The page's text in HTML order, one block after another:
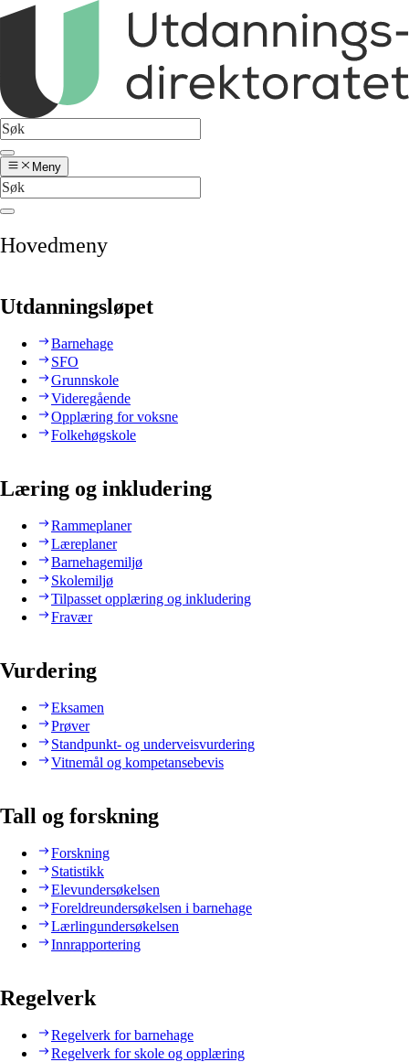
Meny
Hovedmeny
Utdanningsløpet
Barnehage
SFO
Grunnskole
Videregående
Opplæring for voksne
Folkehøgskole
Læring og inkludering
Rammeplaner
Læreplaner
Barnehagemiljø
Skolemiljø
Tilpasset opplæring og inkludering
Fravær
Vurdering
Eksamen
Prøver
Standpunkt- og underveisvurdering
Vitnemål og kompetansebevis
Tall og forskning
Forskning
Statistikk
Elevundersøkelsen
Foreldreundersøkelsen i barnehage
Lærlingundersøkelsen
Innrapportering
Regelverk
Regelverk for barnehage
Regelverk for skole og opplæring